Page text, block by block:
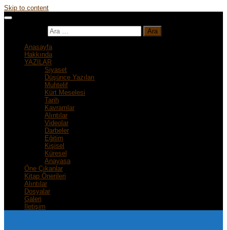
Skip to content
Anasayfa
Hakkında
YAZILAR
Siyaset
Düşünce Yazıları
Muhtelif
Kürt Meselesi
Tarih
Kavramlar
Alıntılar
Videolar
Darbeler
Eğitim
Kişisel
Küresel
Anayasa
Öne Çıkanlar
Kitap Önerileri
Alıntılar
Dosyalar
Galeri
İletişim